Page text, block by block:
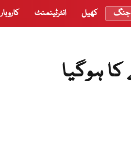
جنگ کھیل انٹرٹینمنٹ کاروبار